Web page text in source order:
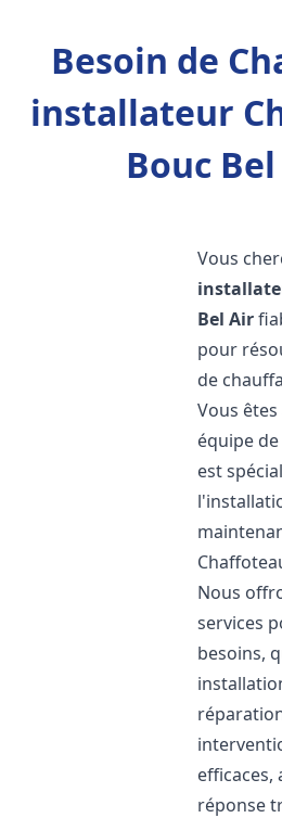
Besoin de
installateur
Bouc
Vous
Bel Air
pour
de
Vous
équipe
est
Nous
services
besoins,
efficaces,
réponse